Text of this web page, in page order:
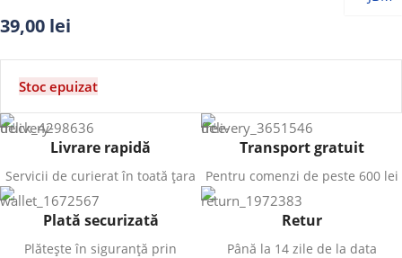
39,00 lei
Stoc epuizat
Livrare rapidă
Servicii de curierat în toată țara
Transport gratuit
Pentru comenzi de peste 600 lei
Plată securizată
Plătește în siguranță prin
Retur
Până la 14 zile de la data